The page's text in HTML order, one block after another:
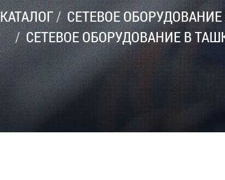
КАТАЛОГ СЕТЕВОЕ
СЕТЕВОЕ ОБОРУДОВАНИЕ В